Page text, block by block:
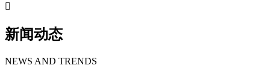

新闻动态
NEWS AND TRENDS